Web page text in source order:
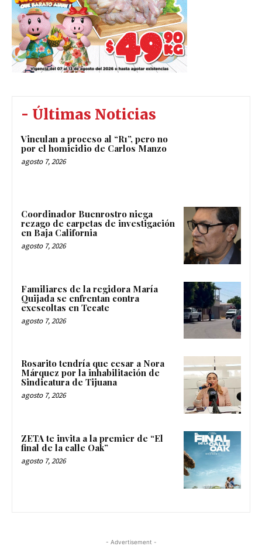
- Últimas Noticias
Vinculan a proceso al “R1”, pero no
por el homicidio de Carlos Manzo
agosto 7, 2026
Coordinador Buenrostro niega
rezago de carpetas de investigación
en Baja California
agosto 7, 2026
Familiares de la regidora María
Quijada se enfrentan contra
exescoltas en Tecate
agosto 7, 2026
Rosarito tendría que cesar a Nora
Márquez por la inhabilitación de
Sindicatura de Tijuana
agosto 7, 2026
ZETA te invita a la premier de “El
final de la calle Oak”
agosto 7, 2026
- Advertisement -